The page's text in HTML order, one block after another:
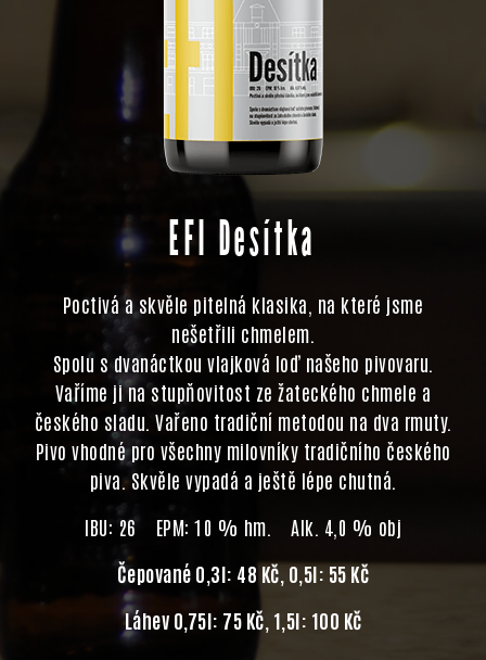
EFI Desítka
Poctivá a skvěle pitelná klasika, na které jsme
nešetřili chmelem.
Spolu s dvanáctkou vlajková loď našeho pivovaru.
Vaříme ji na stupňovitost ze žateckého chmele a
českého sladu. Vařeno tradiční metodou na dva rmuty.
Pivo vhodné pro všechny milovníky tradičního českého
piva. Skvěle vypadá a ještě lépe chutná.
IBU: 26 EPM: 10 % hm. Alk. 4,0 % obj
Čepované 0,3l: 48 Kč, 0,5l: 55 Kč
Láhev 0,75l: 75 Kč, 1,5l: 100 Kč